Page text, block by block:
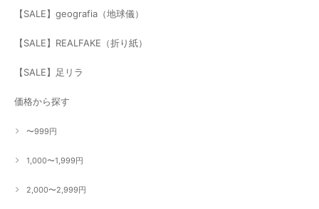
【SALE】geografia（地球儀）
【SALE】REALFAKE（折り紙）
【SALE】足リラ
価格から探す
〜999円
1,000〜1,999円
2,000〜2,999円